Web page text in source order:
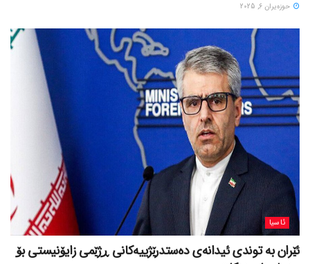
حوزه‌یران 6, 2025
ئاسیا
ئێران بە توندی ئیدانەی دەستدرێژییەکانی ڕژێمی زایۆنیستی بۆ